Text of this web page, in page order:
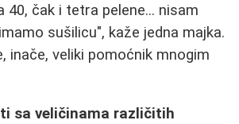
40, čak i tetra pelene... nisam
sušilicu", kaže jedna majka.
inače, veliki pomoćnik mnogim
sa veličinama različitih